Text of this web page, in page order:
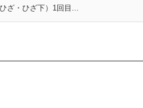
ざ・ひざ下）1回目...